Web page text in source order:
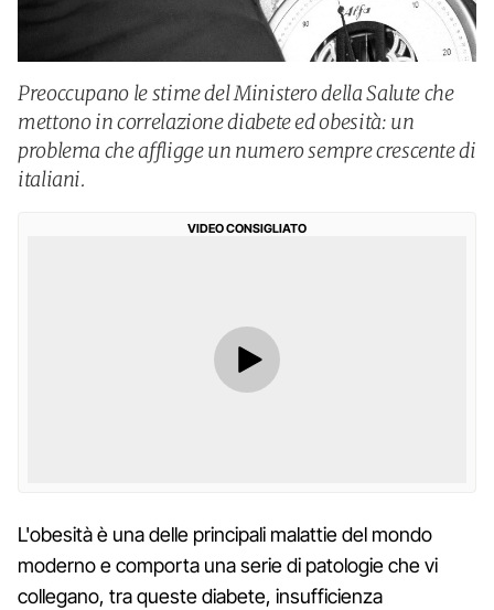
Preoccupano le stime del Ministero della Salute che
mettono in correlazione diabete ed obesità: un
problema che affligge un numero sempre crescente di
italiani.
VIDEO CONSIGLIATO
L'obesità è una delle principali malattie del mondo
moderno e comporta una serie di patologie che vi
collegano, tra queste diabete, insufficienza